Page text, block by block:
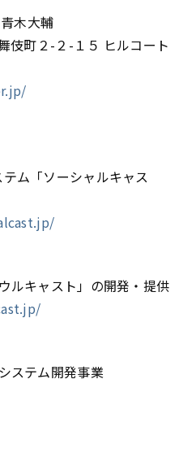
木大輔
町２-２-１５ ヒルコート
ム「ソーシャルキャス
ルキャスト」の開発・提供
ステム開発事業